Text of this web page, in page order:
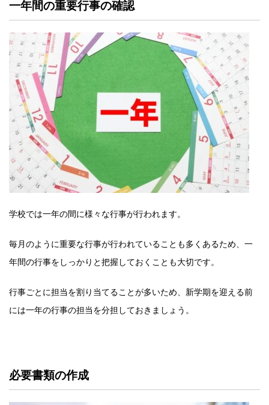
一年間の重要行事の確認
学校では一年の間に様々な行事が行われます。
毎月のように重要な行事が行われていることも多くあるため、一
年間の行事をしっかりと把握しておくことも大切です。
行事ごとに担当を割り当てることが多いため、新学期を迎える前
には一年の行事の担当を分担しておきましょう。
必要書類の作成